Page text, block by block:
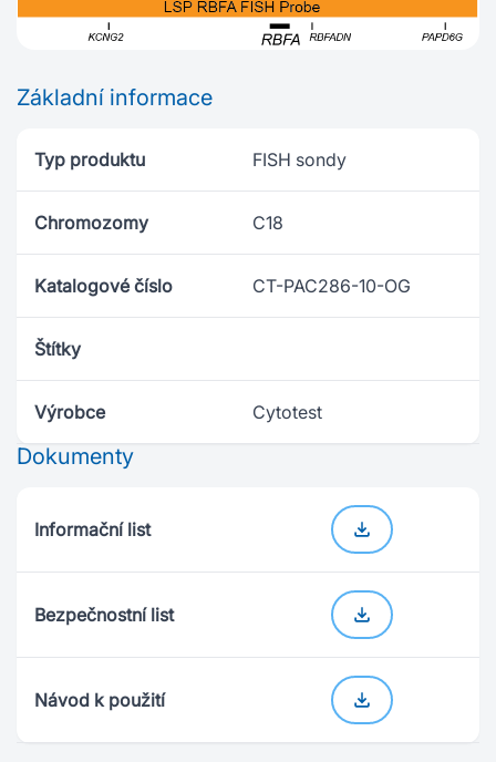
Základní informace
Typ produktu FISH sondy
Chromozomy C18
Katalogové číslo CT-PAC286-10-OG
Štítky
Výrobce Cytotest
Dokumenty
Informační list
Bezpečnostní list
Návod k použití